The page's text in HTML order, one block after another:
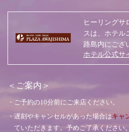
ヒーリングサ
スは、ホテル
路島内にござ
ホテル公式サ
＜ご案内＞
・ご予約の10分前にご来店ください。
・遅刻やキャンセルがあった場合はキャ
ていただきます。予めご了承ください。